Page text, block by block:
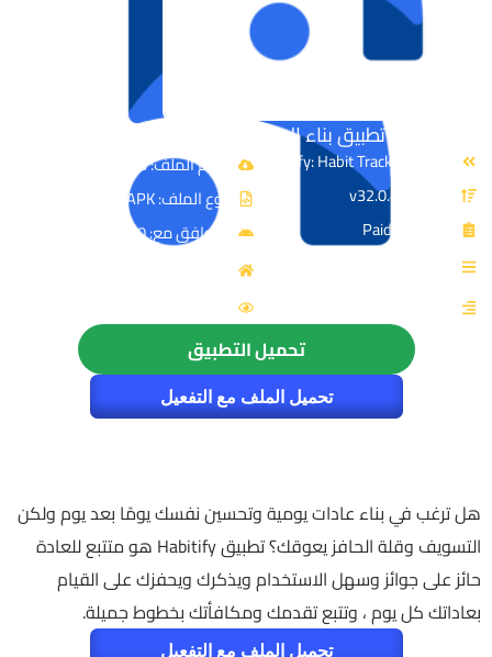
تحميل تطبيق بناء العادات | Habitify Habit Tracker
حجم الملف: 126 MB
نوع الملف: APK
متوافق مع: Android 7.0+
تحميل التطبيق
تحميل الملف مع التفعيل
هل ترغب في بناء عادات يومية وتحسين نفسك يومًا بعد يوم ولكن
التسويف وقلة الحافز يعوقك؟ تطبيق Habitify هو متتبع للعادة
حائز على جوائز وسهل الاستخدام ويذكرك ويحفزك على القيام
بعاداتك كل يوم ، وتتبع تقدمك ومكافأتك بخطوط جميلة.
تحميل الملف مع التفعيل